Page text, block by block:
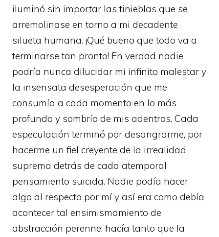
iluminó sin importar las tinieblas que se
arremolinase en torno a mi decadente
silueta humana. ¡Qué bueno que todo va a
terminarse tan pronto! En verdad nadie
podría nunca dilucidar mi infinito malestar y
la insensata desesperación que me
consumía a cada momento en lo más
profundo y sombrío de mis adentros. Cada
especulación terminó por desangrarme, por
hacerme un fiel creyente de la irrealidad
suprema detrás de cada atemporal
pensamiento suicida. Nadie podía hacer
algo al respecto por mí y así era como debía
acontecer tal ensimismamiento de
abstracción perenne; hacía tanto que la